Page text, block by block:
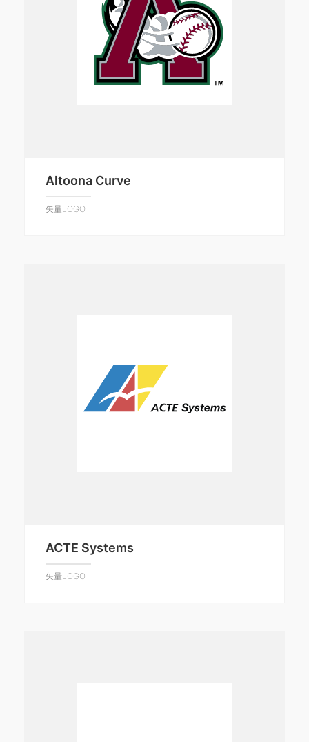
Altoona Curve
矢量LOGO
ACTE Systems
矢量LOGO